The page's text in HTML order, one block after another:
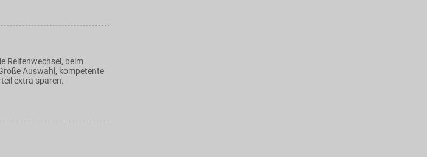
Reifenwechsel, beim
Auswahl, kompetente
extra sparen.